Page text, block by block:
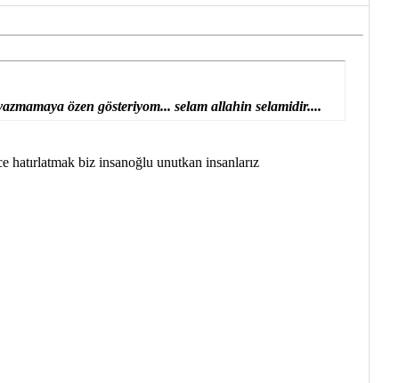
özen gösteriyom... selam allahin selamidir....
hatırlatmak biz insanoğlu unutkan insanlarız